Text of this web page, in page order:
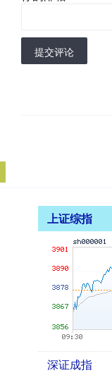
提交评论
上证综指
深证成指